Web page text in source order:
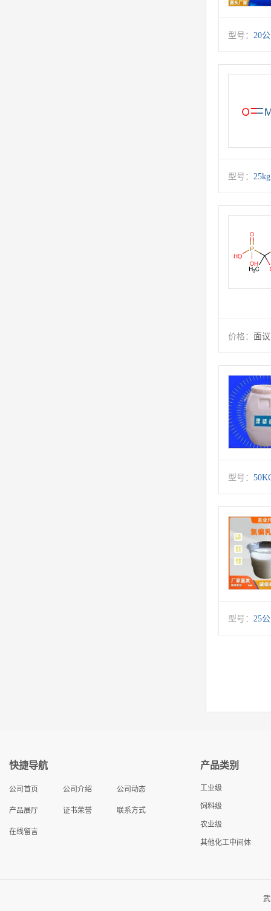
型号： 20
型号： 25kg
价格： 面议
型号：
型号： 25
快捷导航
公司首页 公司介绍 公司动态
产品展厅 证书荣誉 联系方式
在线留言
产品类别
工业级
饲料级
农业级
其他化工中间体